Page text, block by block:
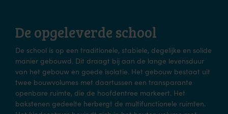
De opgeleverde school
De school is op een traditionele, stabiele, degelijke en solide
manier gebouwd. Dit draagt bij aan de lange levensduur
van het gebouw en goede isolatie. Het gebouw bestaat uit
twee bouwvolumes met daartussen een transparante
openbare ruimte, die de hoofdentree markeert. Het
bakstenen gedeelte herbergt de multifunctionele ruimten.